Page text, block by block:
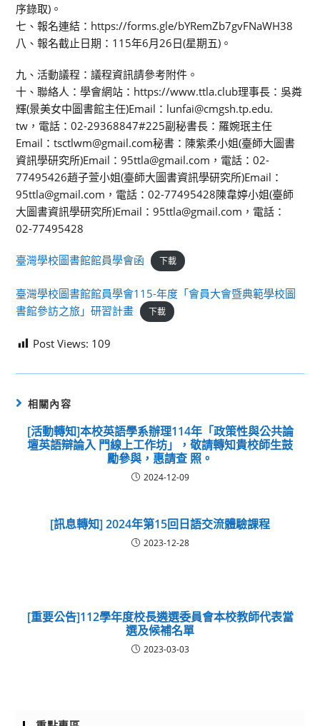
序錄取)。
七、報名連結：https://forms.gle/bYRemZb7gvFNaWH38
八、報名截止日期：115年6月26日(星期五)。
九、活動議程：議程資訊請參考附件。
十、聯絡人：學會網站：https://www.ttla.club理事長：吳粦
輝(景美女中圖書館主任)Email：lunfai@cmgsh.tp.edu.
tw，電話：02-29368847#225副秘書長：羅婉珉主任
Email：tsctlwm@gmail.com秘書：陳紫柔小姐(臺師大圖書
資訊學研究所)Email：95ttla@gmail.com，電話：02-
77495426趙子萱小姐(臺師大圖書資訊學研究所)Email：
95ttla@gmail.com，電話：02-77495428陳韋婷小姐(臺師
大圖書資訊學研究所)Email：95ttla@gmail.com，電話：
02-77495428
臺灣學校圖書館館員學會函 下載
臺灣學校圖書館館員學會115-年度「會員大會暨典範學校圖
書館參訪之旅」研習計畫
下載
Post Views: 109
相關內容
[活動轉知]本校英語學系辦理114年「政策性與公共論
壇英語辯論入 門線上工作坊」，敬請轉知貴校師生鼓
勵參與，惠請查 照。
2024-12-09
[訊息轉知] 2024年第15回日語交流體驗課程
2023-12-28
[重要公告]112學年度校長遴選委員會本校教師代表當
選及候補名單
2023-03-03